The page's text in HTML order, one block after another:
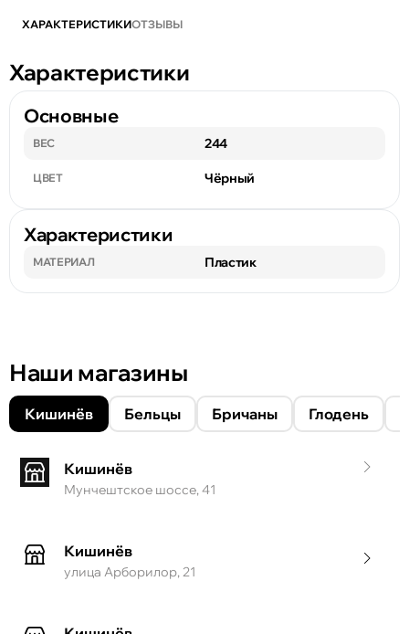
ХАРАКТЕРИСТИКИОТЗЫВЫ
Характеристики
Основные
ВЕС 244
ЦВЕТ Чёрный
Характеристики
МАТЕРИАЛ Пластик
Наши магазины
Кишинёв Бельцы Бричаны Глодень
Кишинёв
Мунчештское шоссе, 41
Кишинёв
улица Арборилор, 21